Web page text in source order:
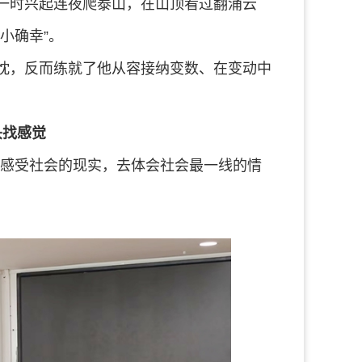
时兴起连夜爬泰山，在山顶看过翻涌云
确幸”。
，反而练就了他从容接纳变数、在变动中
感觉
受社会的现实，去体会社会最一线的情